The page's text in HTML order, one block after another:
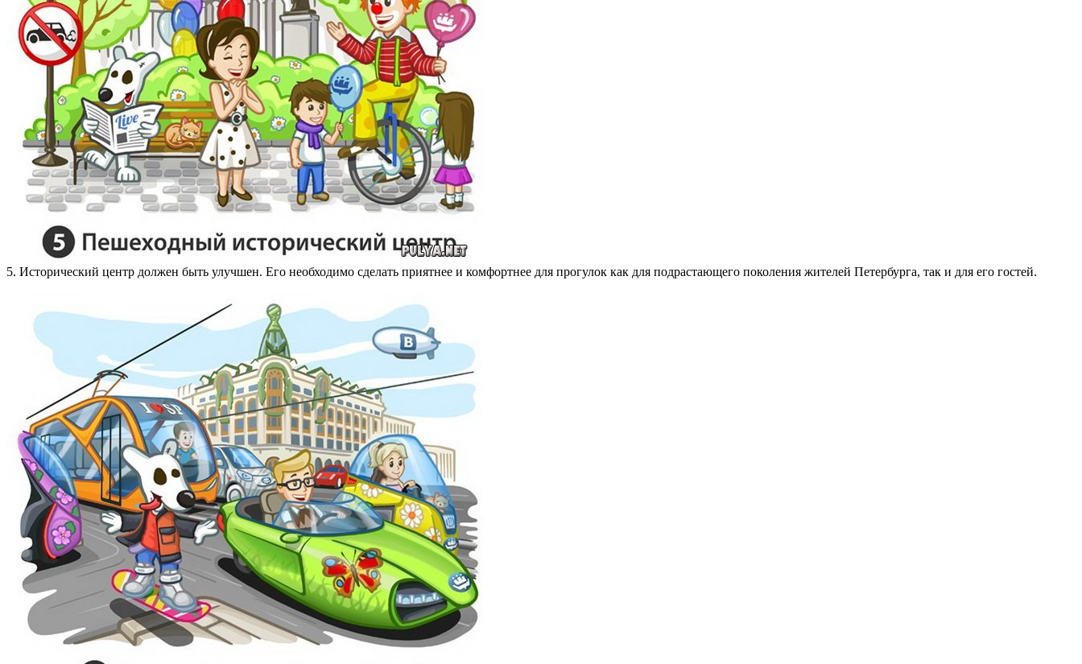
5. Исторический центр должен быть улучшен. Его необходимо сделать приятнее и комфортнее для прогулок как для подрастающего поколения жителей Петербурга, так и для его гостей.